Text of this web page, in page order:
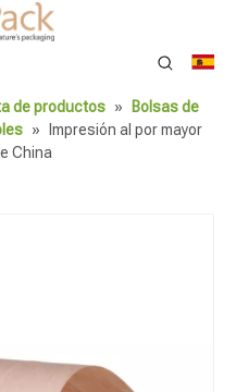
de productos »
Bolsas de
»
Impresión al por mayor
China